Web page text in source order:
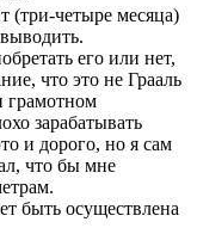
(три-четыре месяца)
его или нет,
что это не Грааль
грамотном
зарабатывать
и дорого, но я сам
что бы мне
быть осуществлена